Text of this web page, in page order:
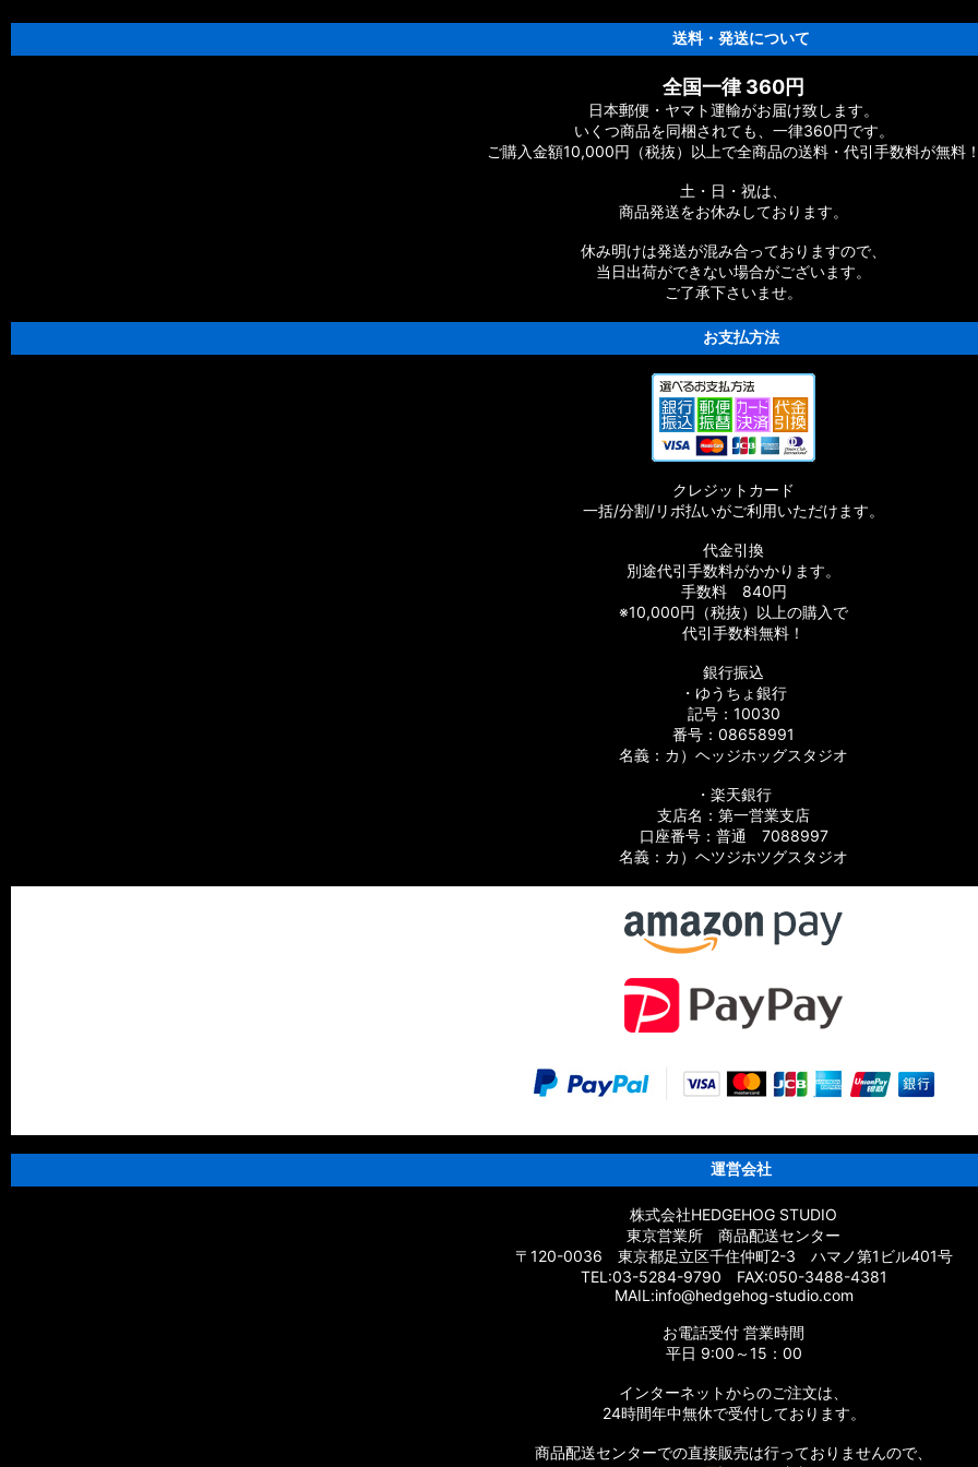
送料・発送について
全国一律 360円
日本郵便・ヤマト運輸がお届け致します。
いくつ商品を同梱されても、一律360円です。
ご購入金額10,000円（税抜）以上で全商品の送料・代引手数料が無料
土・日・祝は、
商品発送をお休みしております。
休み明けは発送が混み合っておりますので、
当日出荷ができない場合がございます。
ご了承下さいませ。
お支払方法
クレジットカード
一括/分割/リボ払いがご利用いただけます。
代金引換
別途代引手数料がかかります。
手数料 840円
※10,000円（税抜）以上の購入で
代引手数料無料！
銀行振込
・ゆうちょ銀行
記号：10030
番号：08658991
名義：カ）ヘッジホッグスタジオ
・楽天銀行
支店名：第一営業支店
口座番号：普通 7088997
名義：カ）ヘツジホツグスタジオ
運営会社
株式会社HEDGEHOG STUDIO
東京営業所 商品配送センター
〒120-0036 東京都足立区千住仲町2-3 ハマノ第1ビル401号
TEL:03-5284-9790 FAX:050-3488-4381
MAIL:info@hedgehog-studio.com
お電話受付 営業時間
平日 9:00～15：00
インターネットからのご注文は、
24時間年中無休で受付しております。
商品配送センターでの直接販売は行っておりませんので、